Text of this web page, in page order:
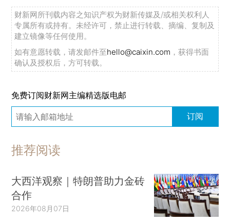
财新网所刊载内容之知识产权为财新传媒及/或相关权利人
专属所有或持有。未经许可，禁止进行转载、摘编、复制及
建立镜像等任何使用。
如有意愿转载，请发邮件至hello@caixin.com ，获得书面
确认及授权后，方可转载。
免费订阅财新网主编精选版电邮
订阅
推荐阅读
大西洋观察｜特朗普助力金砖
合作
2026年08月07日